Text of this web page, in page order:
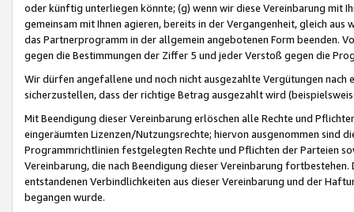
oder künftig unterliegen könnte; (g) wenn wir diese Vereinbarung mit
gemeinsam mit Ihnen agieren, bereits in der Vergangenheit, gleich
das Partnerprogramm in der allgemein angebotenen Form beenden.
gegen die Bestimmungen der Ziffer 5 und jeder Verstoß gegen die
Wir dürfen angefallene und noch nicht ausgezahlte Vergütungen
sicherzustellen, dass der richtige Betrag ausgezahlt wird
Mit Beendigung dieser Vereinbarung erlöschen alle Rechte und
eingeräumten Lizenzen/Nutzungsrechte; hiervon ausgenommen sind
Programmrichtlinien festgelegten Rechte und Pflichten der Parteien
Vereinbarung, die nach Beendigung dieser Vereinbarung
entstandenen Verbindlichkeiten aus dieser Vereinbarung und der
begangen wurde.